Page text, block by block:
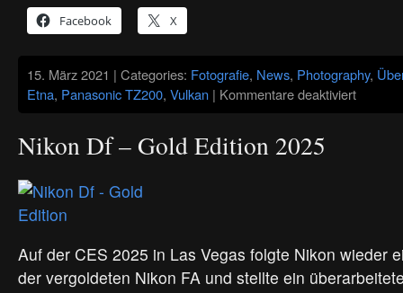
Facebook
X
15. März 2021 | Categories: Fotografie, News, Photography,
Etna, Panasonic TZ200, Vulkan | Kommentare deaktiviertfür
Aktivität
Nikon Df – Gold Edition 2025
Auf der CES 2025 in Las Vegas folgte Nikon wieder
der vergoldeten Nikon FA und stellte ein